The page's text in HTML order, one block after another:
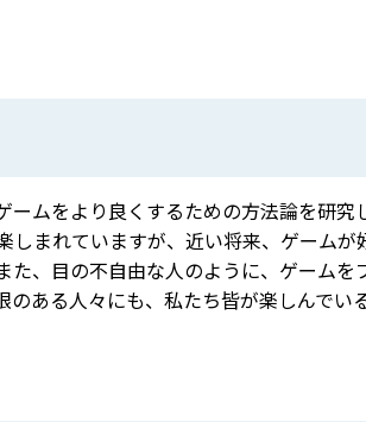
ムをより良くするための方法論を研究
しまれていますが、近い将来、ゲーム
た、目の不自由な人のように、ゲーム
のある人々にも、私たち皆が楽しんで